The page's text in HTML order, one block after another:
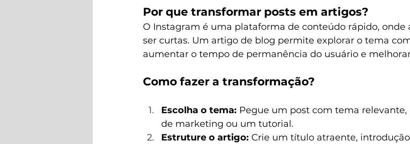
Por que transformar posts em artigos?
O Instagram é uma plataforma de conteúdo rápido, onde
ser curtas. Um artigo de blog permite explorar o tema
aumentar o tempo de permanência do usuário e melhorar
Como fazer a transformação?
Escolha o tema: Pegue um post com tema
de marketing ou um tutorial.
Estruture o artigo: Crie um título atraente,